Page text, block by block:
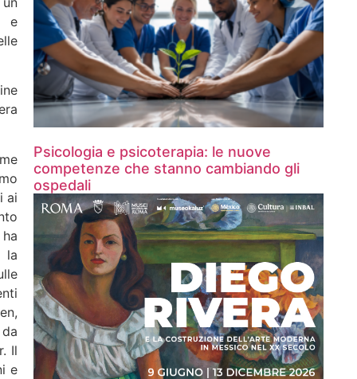
e
ai
la
Il
e
Psicologia e psicoterapia: le nuove
competenze che stanno cambiando gli
ospedali